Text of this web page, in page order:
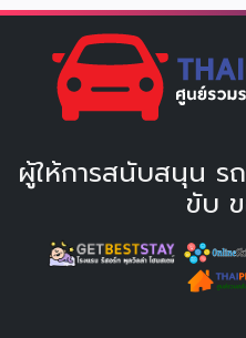
ผู้ให้การสนับสนุน ร
ขับ